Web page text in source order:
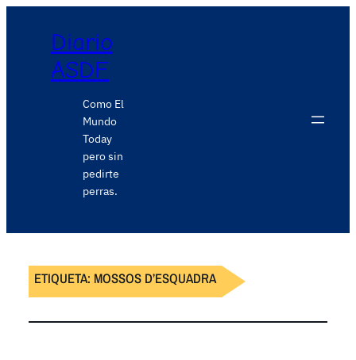
Diario
ASDF
Como El
Mundo
Today
pero sin
pedirte
perras.
ETIQUETA: MOSSOS D’ESQUADRA